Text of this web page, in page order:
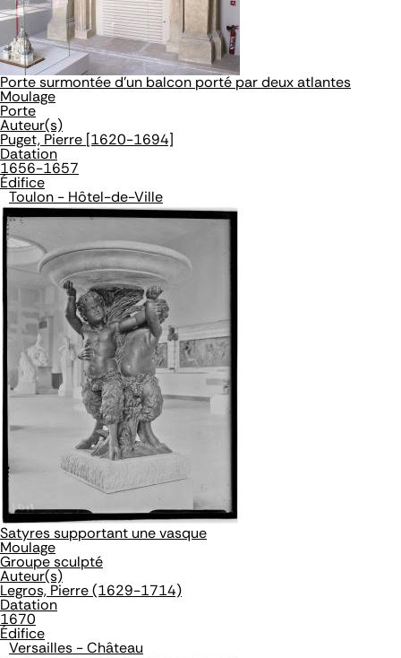
Porte surmontée d'un balcon porté par deux atlantes
Moulage
Porte
Auteur(s)
Puget, Pierre [1620-1694]
Datation
1656-1657
Édifice
Toulon - Hôtel-de-Ville
Satyres supportant une vasque
Moulage
Groupe sculpté
Auteur(s)
Legros, Pierre (1629-1714)
Datation
1670
Édifice
Versailles - Château